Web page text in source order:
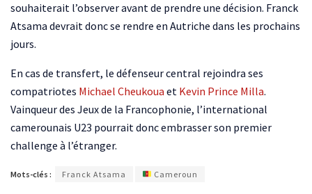
souhaiterait l’observer avant de prendre une décision. Franck
Atsama devrait donc se rendre en Autriche dans les prochains
jours.
En cas de transfert, le défenseur central rejoindra ses
compatriotes Michael Cheukoua et Kevin Prince Milla.
Vainqueur des Jeux de la Francophonie, l’international
camerounais U23 pourrait donc embrasser son premier
challenge à l’étranger.
Mots-clés : Franck Atsama Cameroun